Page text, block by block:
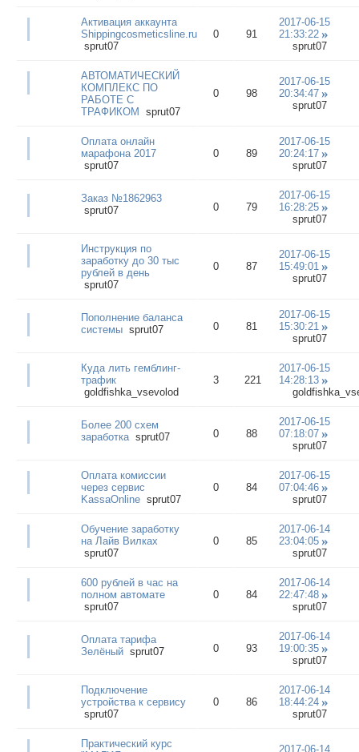
Активация аккаунта
Shippingcosmeticsline.ru
sprut07
0 91
2017-06-15
21:33:22
sprut07
АВТОМАТИЧЕСКИЙ
КОМПЛЕКС ПО
РАБОТЕ С
ТРАФИКОМ sprut07
0 98
2017-06-15
20:34:47
sprut07
Оплата онлайн
марафона 2017
sprut07
0 89
2017-06-15
20:24:17
sprut07
Заказ №1862963
sprut07
0 79
2017-06-15
16:28:25
sprut07
Инструкция по
заработку до 30 тыс
рублей в день
sprut07
0 87
2017-06-15
15:49:01
sprut07
Пополнение баланса
системы sprut07 0 81
2017-06-15
15:30:21
sprut07
Куда лить гемблинг-
трафик
goldfishka_vsevolod
3 221
2017-06-15
14:28:13
Более 200 схем
заработка sprut07 0 88
2017-06-15
07:18:07
sprut07
Оплата комиссии
через сервис
KassaOnline sprut07
0 84
2017-06-15
07:04:46
sprut07
Обучение заработку
на Лайв Вилках
sprut07
0 85
2017-06-14
23:04:05
sprut07
600 рублей в час на
полном автомате
sprut07
0 84
2017-06-14
22:47:48
sprut07
Оплата тарифа
Зелёный sprut07 0 93
2017-06-14
19:00:35
sprut07
Подключение
устройства к сервису
sprut07
0 86
2017-06-14
18:44:24
sprut07
Практический курс
2017-06-14